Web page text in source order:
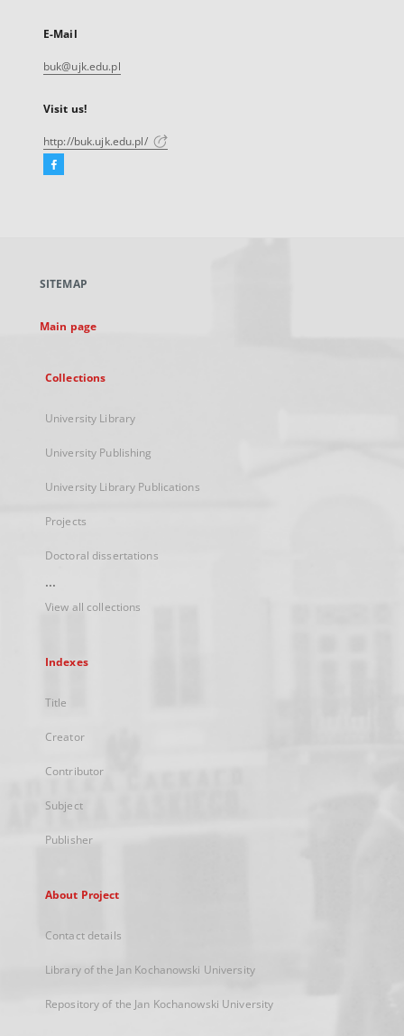
E-Mail
buk@ujk.edu.pl
Visit us!
http://buk.ujk.edu.pl/
Facebook
new
SITEMAP
Main page
Collections
University Library
University Publishing
University Library Publications
Projects
Doctoral dissertations
...
View all collections
Indexes
Title
Creator
Contributor
Subject
Publisher
About Project
Contact details
Library of the Jan Kochanowski University
Repository of the Jan Kochanowski University